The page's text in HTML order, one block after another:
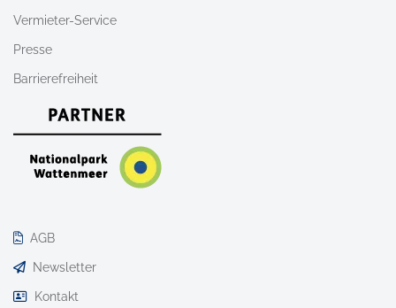
Vermieter-Service
Presse
Barrierefreiheit
AGB
Newsletter
Kontakt